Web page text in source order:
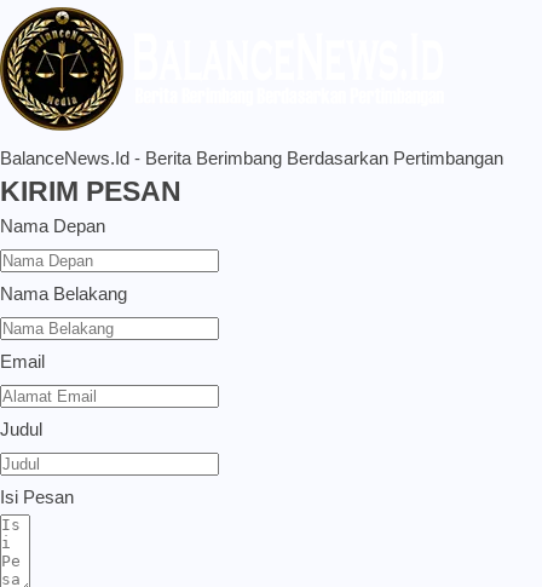
BalanceNews.Id - Berita Berimbang Berdasarkan Pertimbangan
KIRIM PESAN
Nama Depan
Nama Belakang
Email
Judul
Isi Pesan